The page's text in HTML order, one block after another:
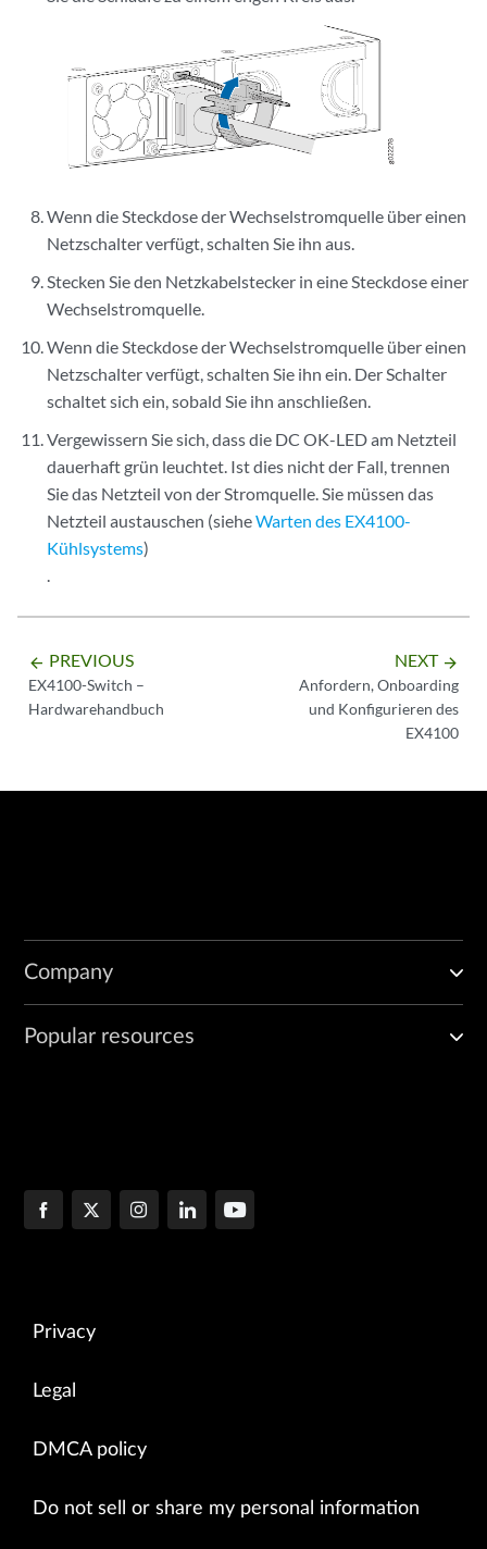
Wenn die Steckdose der Wechselstromquelle über einen
Netzschalter verfügt, schalten Sie ihn aus.
Stecken Sie den Netzkabelstecker in eine Steckdose einer
Wechselstromquelle.
Wenn die Steckdose der Wechselstromquelle über einen
Netzschalter verfügt, schalten Sie ihn ein. Der Schalter
schaltet sich ein, sobald Sie ihn anschließen.
Vergewissern Sie sich, dass die DC OK-LED am Netzteil
dauerhaft grün leuchtet. Ist dies nicht der Fall, trennen
Sie das Netzteil von der Stromquelle. Sie müssen das
Netzteil austauschen (sieheWarten des EX4100-
Kühlsystems)
arrow_backward PREVIOUS
EX4100-Switch –
Hardwarehandbuch
NEXT arrow_forward
Anfordern, Onboarding
und Konfigurieren des
EX4100
Company
Popular resources
Privacy
Legal
DMCA policy
Do not sell or share my personal information